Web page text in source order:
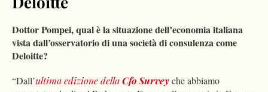
Dottor Pompei, qual è la situazione dell’economia italiana
vista dall’osservatorio di una società di consulenza come
Deloitte?
“Dall’ultima edizione dellaCfo Surveyche abbiamo